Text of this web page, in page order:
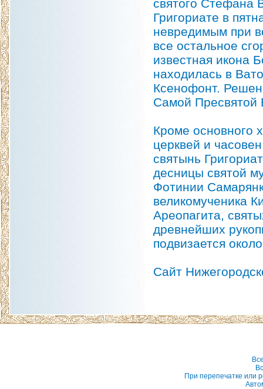
святого Стефана
Григориате в
невредимым при
все остальное
известная икона
находилась в
Ксенофонт.
Самой Пресвятой
Кроме основного
церквей и
святынь
десницы святой
Фотинии
великомученика
Ареопагита,
древнейших
подвизается
Сайт
При перепечатке или